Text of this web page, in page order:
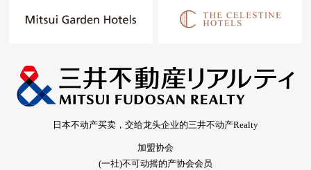
日本不动产买卖，交给龙头企业的三井不动产Realty
加盟协会
(一社)不可动摇的产协会会员